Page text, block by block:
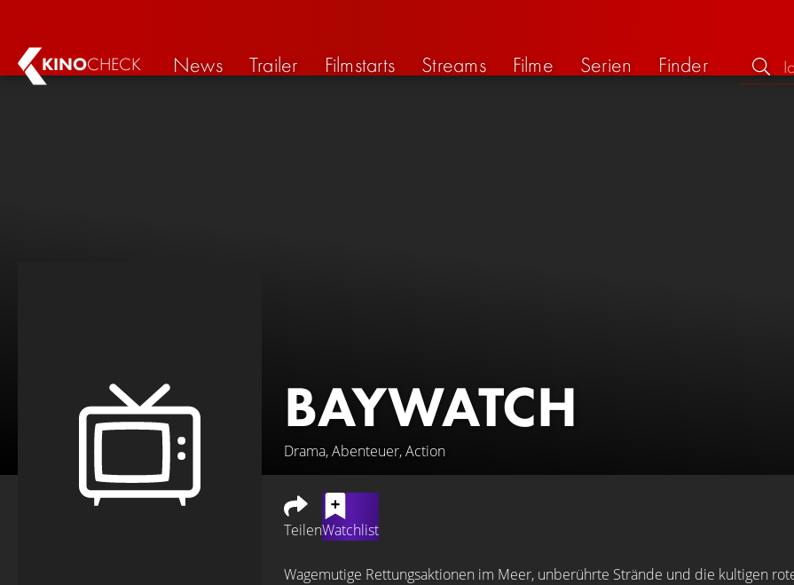
KINOCHECK News Trailer Filmstarts Streams Filme Serien Finder
BAYWATCH
Drama, Abenteuer, Action
TeilenWatchlist
Wagemutige Rettungsaktionen im Meer, unberührte Strände und die kultigen